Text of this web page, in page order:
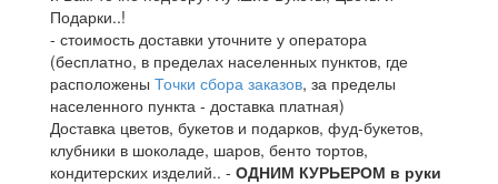
Подарки..!
- стоимость доставки уточните у оператора
(бесплатно, в пределах населенных пунктов, где
расположены Точки сбора заказов, за пределы
населенного пункта - доставка платная)
Доставка цветов, букетов и подарков, фуд-букетов,
клубники в шоколаде, шаров, бенто тортов,
кондитерских изделий.. - ОДНИМ КУРЬЕРОМ в руки